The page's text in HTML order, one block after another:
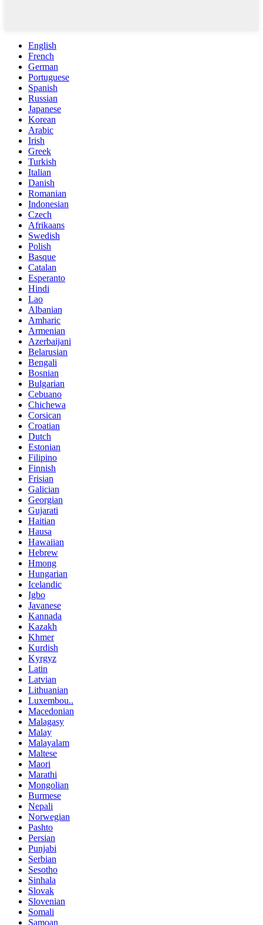
English
French
German
Portuguese
Spanish
Russian
Japanese
Korean
Arabic
Irish
Greek
Turkish
Italian
Danish
Romanian
Indonesian
Czech
Afrikaans
Swedish
Polish
Basque
Catalan
Esperanto
Hindi
Lao
Albanian
Amharic
Armenian
Azerbaijani
Belarusian
Bengali
Bosnian
Bulgarian
Cebuano
Chichewa
Corsican
Croatian
Dutch
Estonian
Filipino
Finnish
Frisian
Galician
Georgian
Gujarati
Haitian
Hausa
Hawaiian
Hebrew
Hmong
Hungarian
Icelandic
Igbo
Javanese
Kannada
Kazakh
Khmer
Kurdish
Kyrgyz
Latin
Latvian
Lithuanian
Luxembou..
Macedonian
Malagasy
Malay
Malayalam
Maltese
Maori
Marathi
Mongolian
Burmese
Nepali
Norwegian
Pashto
Persian
Punjabi
Serbian
Sesotho
Sinhala
Slovak
Slovenian
Somali
Samoan